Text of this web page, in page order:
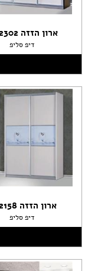
ארון הזזה QR2302
דיפ סליפ
ארון הזזה QL2158
דיפ סליפ